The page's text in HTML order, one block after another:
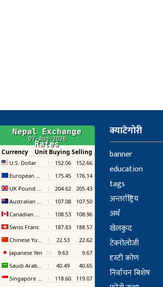
क्याटेगोरी
banner
education
tags
अन्तर्राष्ट्रिय
अर्थ
खेलकुद
टेक्नोलोजी
दृस्टी कोण
निर्वाचन बिशेष